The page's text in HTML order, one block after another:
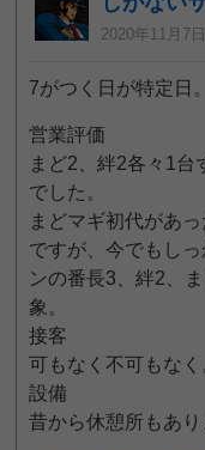
2020年11月7
7がつく日が特定日。
営業評価
まど2、絆2各々1台
でした。
まどマギ初代があ
ですが、今でもし
ンの番長3、絆2、
象。
接客
可もなく不可もなく
設備
昔から休憩所もあ